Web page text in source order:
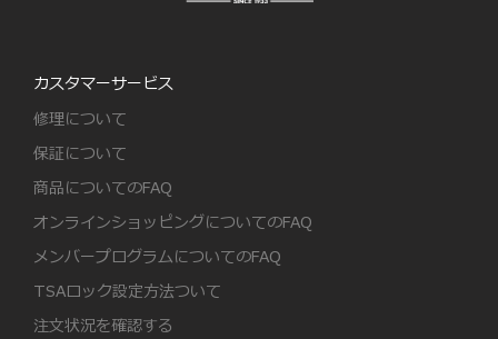
カスタマーサービス
修理について
保証について
商品についてのFAQ
オンラインショッピングについてのFAQ
メンバープログラムについてのFAQ
TSAロック設定方法ついて
注文状況を確認する